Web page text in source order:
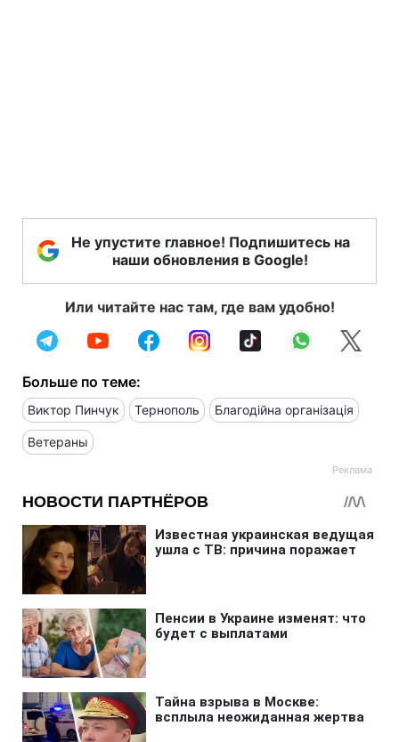
Не упустите главное! Подпишитесь на
наши обновления в Google!
Или читайте нас там, где вам удобно!
Больше по теме:
Виктор Пинчук Тернополь Благодійна організація
Ветераны